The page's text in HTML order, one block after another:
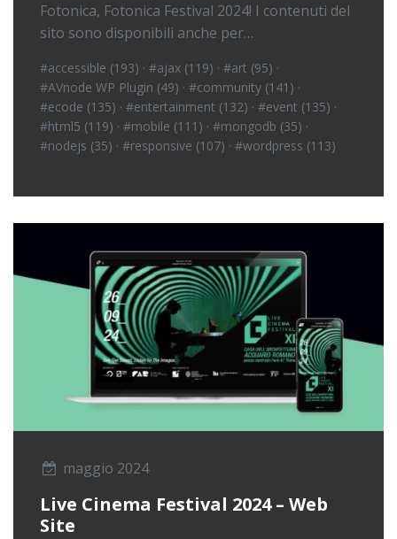
Fotonica, Fotonica Festival 2024! I contenuti del
sito sono disponibili anche per…
#accessible (193) · #ajax (119) · #art (95) ·
#AVnode WP Plugin (49) · #community (141) ·
#ecode (135) · #entertainment (132) · #event (135) ·
#html5 (119) · #mobile (111) · #mongodb (35) ·
#nodejs (35) · #responsive (107) · #wordpress (113)
maggio 2024
Live Cinema Festival 2024 – Web
Site